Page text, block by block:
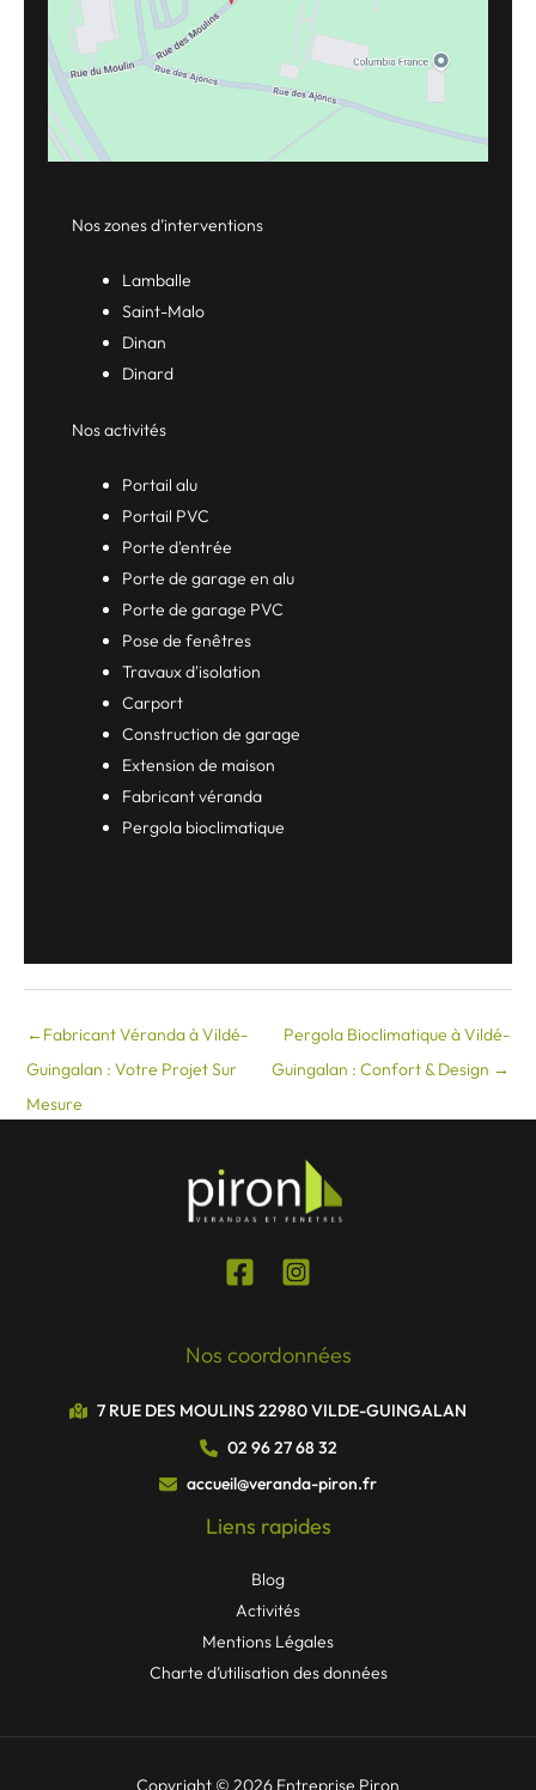
Nos zones d’interventions
Lamballe
Saint-Malo
Dinan
Dinard
Nos activités
Portail alu
Portail PVC
Porte d'entrée
Porte de garage en alu
Porte de garage PVC
Pose de fenêtres
Travaux d'isolation
Carport
Construction de garage
Extension de maison
Fabricant véranda
Pergola bioclimatique
←Fabricant Véranda à Vildé-
Guingalan : Votre Projet Sur
Mesure
Pergola Bioclimatique à Vildé-
Guingalan : Confort & Design →
Nos coordonnées
7 RUE DES MOULINS 22980 VILDE-GUINGALAN
02 96 27 68 32
accueil@veranda-piron.fr
Liens rapides
Blog
Activités
Mentions Légales
Charte d’utilisation des données
Copyright © 2026 Entreprise Piron